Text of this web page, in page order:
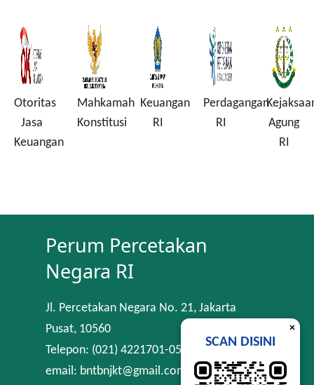
Otoritas
Jasa
Keuangan
Mahkamah
Konstitusi
Keuangan
RI
Perdagangan
RI
Agung
RI
Perum Percetakan
Negara RI
Jl. Percetakan Negara No. 21, Jakarta
Pusat, 10560
Telepon: (021) 4221701-05
email: bntbnjkt@gmail.com
×
SCAN DISINI